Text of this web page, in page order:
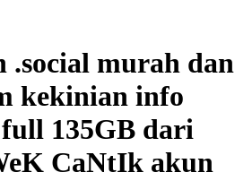
.social murah dan
kekinian info
135GB dari
CaNtIk akun